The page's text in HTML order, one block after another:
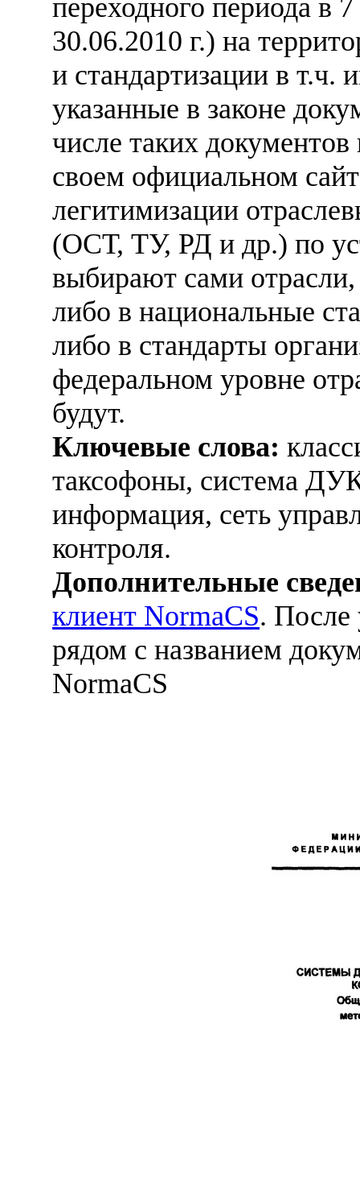
переходного периода в
30.06.2010 г.) на
и стандартизации в т.ч.
указанные в законе
числе таких документов
своем официальном
легитимизации
(ОСТ, ТУ, РД и др.) по
выбирают сами
либо в национальные
либо в стандарты
федеральном уровне
будут.
Ключевые слова:
таксофоны, система
информация, сеть
контроля.
Дополнительные
клиент NormaCS. После
рядом с названием
NormaCS